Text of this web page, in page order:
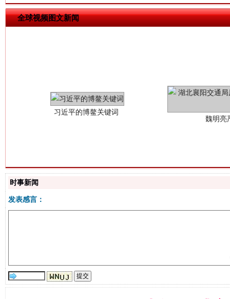
全球视频图文新闻
时事新闻
发表感言：